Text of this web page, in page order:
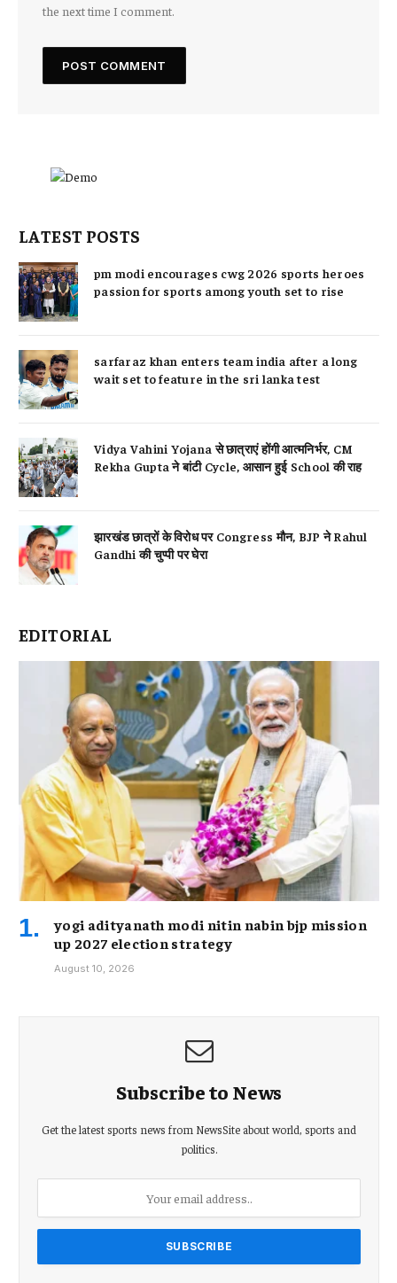
the next time I comment.
LATEST POSTS
pm modi encourages cwg 2026 sports heroes
passion for sports among youth set to rise
sarfaraz khan enters team india after a long
wait set to feature in the sri lanka test
Vidya Vahini Yojana से छात्राएं होंगी आत्मनिर्भर, CM
Rekha Gupta ने बांटी Cycle, आसान हुई School की राह
झारखंड छात्रों के विरोध पर Congress मौन, BJP ने Rahul
Gandhi की चुप्पी पर घेरा
EDITORIAL
yogi adityanath modi nitin nabin bjp mission
up 2027 election strategy
August 10, 2026
Subscribe to News
Get the latest sports news from NewsSite about world, sports and
politics.